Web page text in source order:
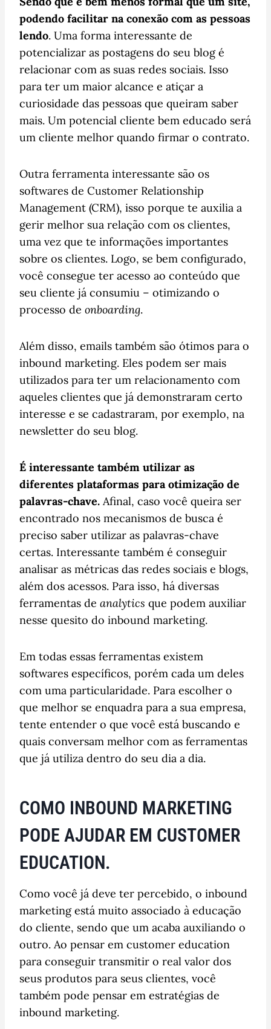
podendo facilitar na conexão com as pessoas
lendo. Uma forma interessante de
potencializar as postagens do seu blog é
relacionar com as suas redes sociais. Isso
para ter um maior alcance e atiçar a
curiosidade das pessoas que queiram saber
mais. Um potencial cliente bem educado será
um cliente melhor quando firmar o contrato.
Outra ferramenta interessante são os
softwares de Customer Relationship
Management (CRM), isso porque te auxilia a
gerir melhor sua relação com os clientes,
uma vez que te informações importantes
sobre os clientes. Logo, se bem configurado,
você consegue ter acesso ao conteúdo que
seu cliente já consumiu – otimizando o
processo de onboarding.
Além disso, emails também são ótimos para o
inbound marketing. Eles podem ser mais
utilizados para ter um relacionamento com
aqueles clientes que já demonstraram certo
interesse e se cadastraram, por exemplo, na
newsletter do seu blog.
É interessante também utilizar as
diferentes plataformas para otimização de
palavras-chave. Afinal, caso você queira ser
encontrado nos mecanismos de busca é
preciso saber utilizar as palavras-chave
certas. Interessante também é conseguir
analisar as métricas das redes sociais e blogs,
além dos acessos. Para isso, há diversas
ferramentas de analytics que podem auxiliar
nesse quesito do inbound marketing.
Em todas essas ferramentas existem
softwares específicos, porém cada um deles
com uma particularidade. Para escolher o
que melhor se enquadra para a sua empresa,
tente entender o que você está buscando e
quais conversam melhor com as ferramentas
que já utiliza dentro do seu dia a dia.
COMO INBOUND MARKETING
PODE AJUDAR EM CUSTOMER
EDUCATION.
Como você já deve ter percebido, o inbound
marketing está muito associado à educação
do cliente, sendo que um acaba auxiliando o
outro. Ao pensar em customer education
para conseguir transmitir o real valor dos
seus produtos para seus clientes, você
também pode pensar em estratégias de
inbound marketing.